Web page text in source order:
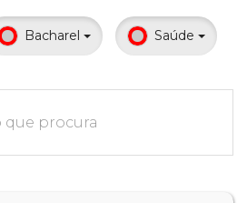
de pontualidade
acadêmico
Bacharel Saúde